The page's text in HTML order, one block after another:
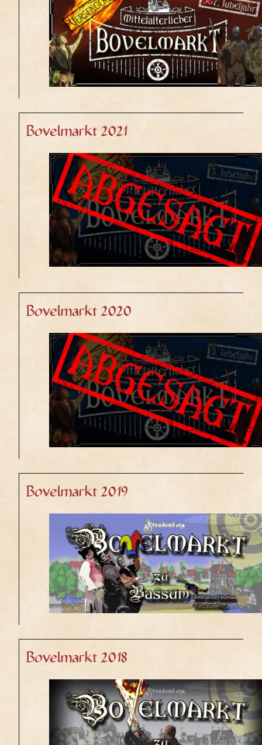
Bovelmarkt 2021
Bovelmarkt 2020
Bovelmarkt 2019
Bovelmarkt 2018